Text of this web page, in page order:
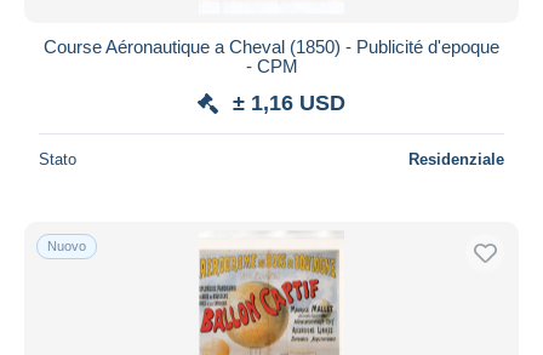
Course Aéronautique a Cheval (1850) - Publicité d'epoque
- CPM
± 1,16 USD
Stato Residenziale
Nuovo